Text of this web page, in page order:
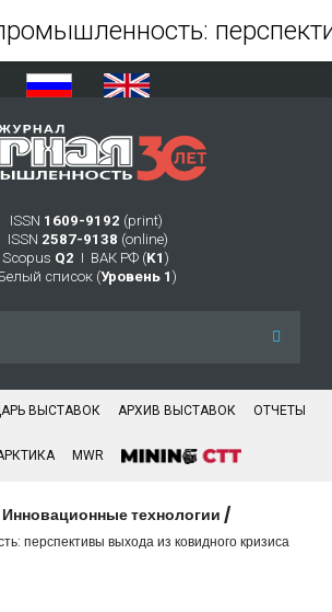
ISSN 1609-9192 (print)
ISSN 2587-9138 (online)
Scopus Q2 Ι ВАК РФ (K1 )
Белый список (Уровень 1 )
ВЫСТАВОК АРХИВ ВЫСТАВОК ОТЧЕТЫ
MWR
Инновационные технологии /
перспективы выхода из ковидного кризиса